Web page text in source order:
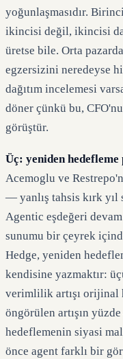
yoğunlaşmasıdır.
ikincisi değil, ikincisi
üretse bile. Orta
egzersizini neredeyse
dağıtım incelemesi
döner çünkü bu,
görüştür.
Üç: yeniden
Acemoglu ve
— yanlış tahsis kırk
Agentic eşdeğeri
sunumu bir çeyrek
Hedge, yeniden
kendisine yazmaktır:
verimlilik artışı orijinal
öngörülen artışın
hedeflemenin siyasi
önce agent farklı bir